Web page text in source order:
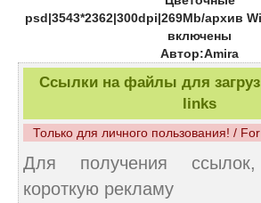
psd|3543*2362|300dpi|269Mb/архив
включены
Автор:Amira
Ссылки на файлы для
links
Только для личного пользования! /
Для получения ссылок,
короткую рекламу